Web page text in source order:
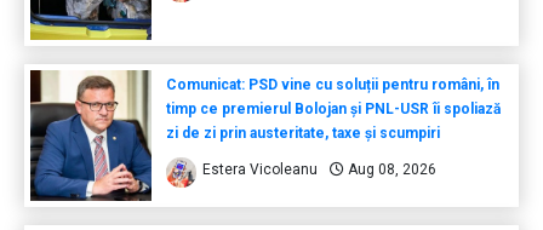
Comunicat: PSD vine cu soluții pentru români, în
timp ce premierul Bolojan și PNL-USR îi spoliază
zi de zi prin austeritate, taxe și scumpiri
Estera Vicoleanu Aug 08, 2026